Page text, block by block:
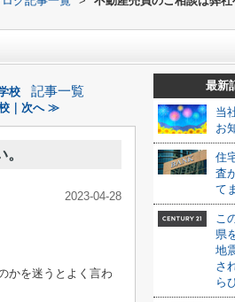
校 記事一覧
｜次へ ≫
2023-04-28
かを迷うとよく言わ
最新
当
お
住
査
て
こ
県
地
さ
ら